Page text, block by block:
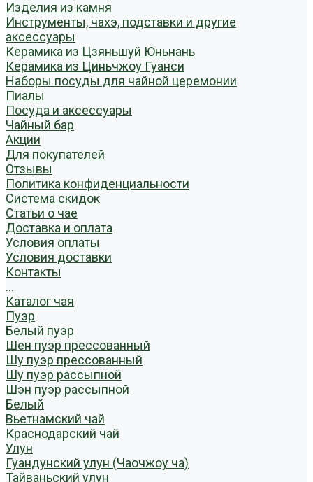
Изделия из камня
Инструменты, чахэ, подставки и другие
аксессуары
Керамика из Цзяньшуй Юньнань
Керамика из Циньчжоу Гуанси
Наборы посуды для чайной церемонии
Пиалы
Посуда и аксессуары
Чайный бар
Акции
Для покупателей
Отзывы
Политика конфиденциальности
Система скидок
Статьи о чае
Доставка и оплата
Условия оплаты
Условия доставки
Контакты
...
Каталог чая
Пуэр
Белый пуэр
Шен пуэр прессованный
Шу пуэр прессованный
Шу пуэр рассыпной
Шэн пуэр рассыпной
Белый
Вьетнамский чай
Краснодарский чай
Улун
Гуандунский улун (Чаочжоу ча)
Тайваньский улун